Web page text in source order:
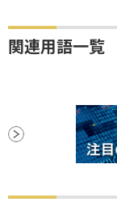
関連用語一覧